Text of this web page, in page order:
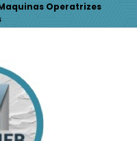
Operatrizes